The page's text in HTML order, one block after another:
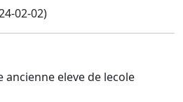
02-02)
ancienne eleve de lecole